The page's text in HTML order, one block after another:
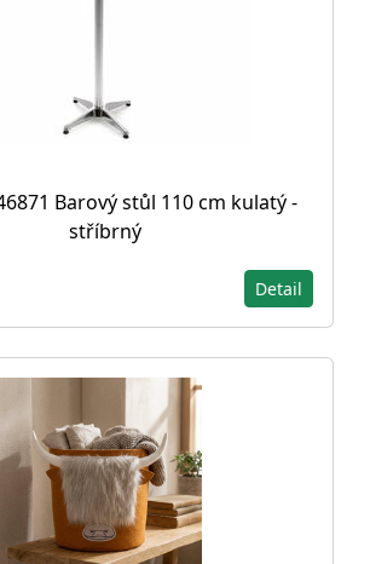
Barový stůl 110 cm kulatý -
stříbrný
Detail